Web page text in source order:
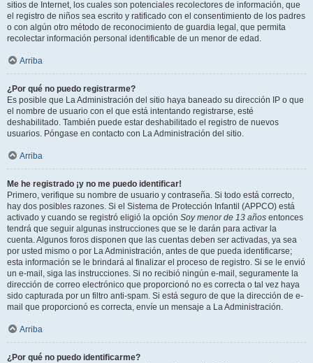
sitios de Internet, los cuales son potenciales recolectores de información, que
el registro de niños sea escrito y ratificado con el consentimiento de los padres
o con algún otro método de reconocimiento de guardia legal, que permita
recolectar información personal identificable de un menor de edad.
Arriba
¿Por qué no puedo registrarme?
Es posible que La Administración del sitio haya baneado su dirección IP o que
el nombre de usuario con el que está intentando registrarse, esté
deshabilitado. También puede estar deshabilitado el registro de nuevos
usuarios. Póngase en contacto con La Administración del sitio.
Arriba
Me he registrado ¡y no me puedo identificar!
Primero, verifique su nombre de usuario y contraseña. Si todo está correcto,
hay dos posibles razones. Si el Sistema de Protección Infantil (APPCO) está
activado y cuando se registró eligió la opción Soy menor de 13 años entonces
tendrá que seguir algunas instrucciones que se le darán para activar la
cuenta. Algunos foros disponen que las cuentas deben ser activadas, ya sea
por usted mismo o por La Administración, antes de que pueda identificarse;
esta información se le brindará al finalizar el proceso de registro. Si se le envió
un e-mail, siga las instrucciones. Si no recibió ningún e-mail, seguramente la
dirección de correo electrónico que proporcionó no es correcta o tal vez haya
sido capturada por un filtro anti-spam. Si está seguro de que la dirección de e-
mail que proporcionó es correcta, envíe un mensaje a La Administración.
Arriba
¿Por qué no puedo identificarme?